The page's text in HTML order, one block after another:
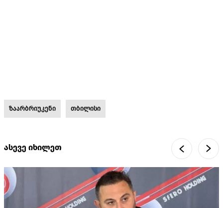
ზაარბრიუკენი თბილისი
ასევე იხილეთ